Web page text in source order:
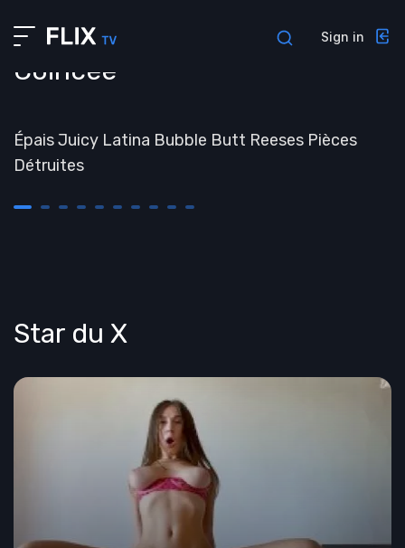
Profile
Contacts
Admin pages
Privacy policy
Sign in
Sign in
Coincée
##TEMPS
Épais Juicy Latina Bubble Butt Reeses Pièces
Détruites
Star du X